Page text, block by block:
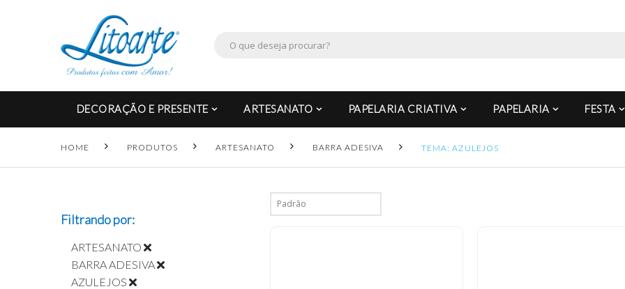
DECORAÇÃO E PRESENTE ARTESANATO PAPELARIA CRIATIVA PAPELARIA FESTA
HOME PRODUTOS ARTESANATO BARRA ADESIVA TEMA: AZULEJOS
Filtrando por:
ARTESANATO
BARRA ADESIVA
AZULEJOS